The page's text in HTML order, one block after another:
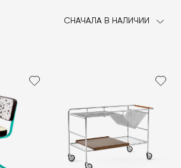
СНАЧАЛА В НАЛИЧИИ